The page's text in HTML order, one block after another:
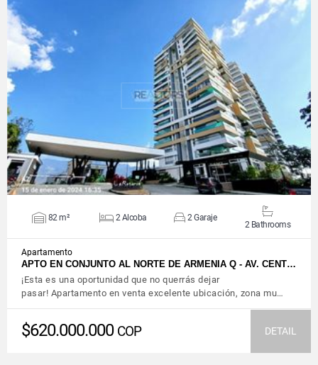
VIEW DETAILS
82 m² 2 Alcoba 2 Garaje
2 Bathrooms
Apartamento
APTO EN CONJUNTO AL NORTE DE ARMENIA Q - AV. CENT…
¡Esta es una oportunidad que no querrás dejar
pasar! Apartamento en venta excelente ubicación, zona mu…
$620.000.000 COP DETAIL